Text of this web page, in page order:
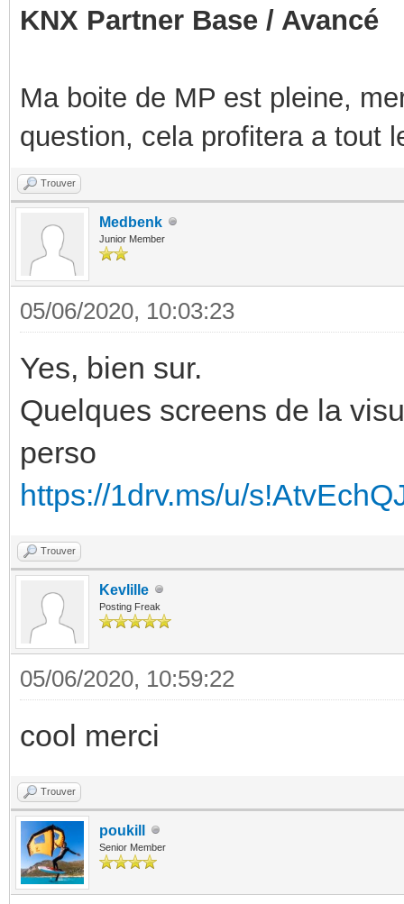
KNX Partner Base / Avancé
Ma boite de MP est pleine,
question, cela profitera a tout
Trouver
Medbenk
Junior Member
05/06/2020, 10:03:23
Yes, bien sur.
Quelques screens de la
perso
https://1drv.ms/u/
Trouver
Kevlille
Posting Freak
05/06/2020, 10:59:22
cool merci
Trouver
poukill
Senior Member